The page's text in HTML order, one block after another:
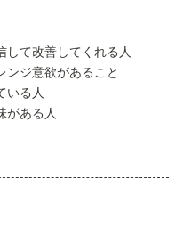
して改善してくれる人
ンジ意欲があること
いる人
がある人